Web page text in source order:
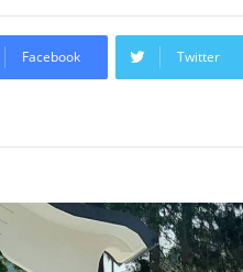
Facebook Twitter